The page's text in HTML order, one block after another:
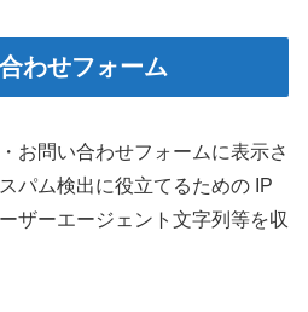
わせフォーム
お問い合わせフォームに表示さ
パム検出に役立てるための IP
ザーエージェント文字列等を収